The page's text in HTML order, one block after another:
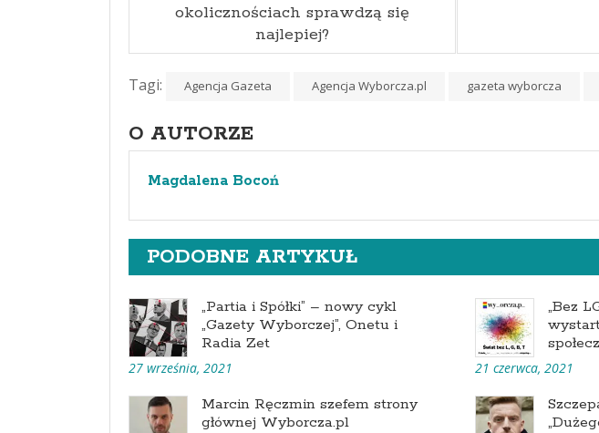
okolicznościach sprawdzą się
najlepiej?
Tagi: Agencja Gazeta Agencja Wyborcza.pl gazeta wyborcza
O AUTORZE
Magdalena Bocoń
PODOBNE ARTYKUŁ
„Partia i Spółki” – nowy cykl
„Gazety Wyborczej”, Onetu i
Radia Zet
27 września, 2021
„Bez
21 czerwca, 2021
Marcin Ręczmin szefem strony
głównej Wyborcza.pl